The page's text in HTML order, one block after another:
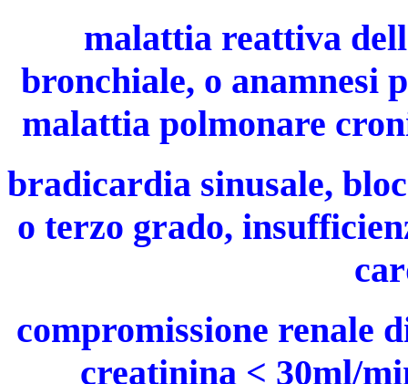
malattia reattiva
bronchiale, o anamnesi
malattia polmonare
bradicardia sinusale,
o terzo grado,
compromissione renale
creatinina < 30ml/